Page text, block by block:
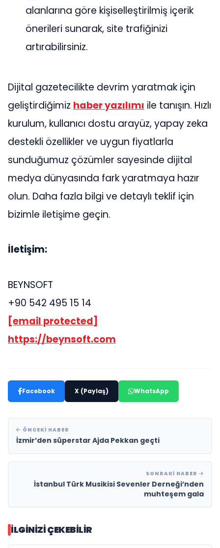
alanlarına göre kişiselleştirilmiş içerik
önerileri sunarak, site trafiğinizi
artırabilirsiniz.
Dijital gazetecilikte devrim yaratmak için
geliştirdiğimiz haber yazılımı ile tanışın. Hızlı
kurulum, kullanıcı dostu arayüz, yapay zeka
destekli özellikler ve uygun fiyatlarla
sunduğumuz çözümler sayesinde dijital
medya dünyasında fark yaratmaya hazır
olun. Daha fazla bilgi ve detaylı teklif için
bizimle iletişime geçin.
İletişim:
BEYNSOFT
+90 542 495 15 14
[email protected]
https://beynsoft.com
Facebook X (Paylaş) WhatsApp
ÖNCEKI HABER
İzmir’den süperstar Ajda Pekkan geçti
SONRAKI HABER
İstanbul Türk Musikisi Sevenler Derneği’nden
muhteşem gala
İLGINIZI ÇEKEBILIR